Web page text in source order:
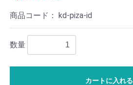
商品コード： kd-piza-id
数量
カートに入れる